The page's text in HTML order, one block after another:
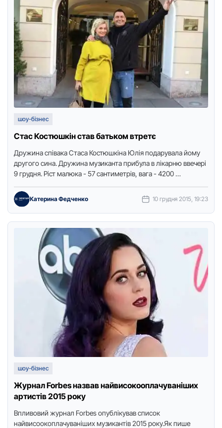
шоу-бізнес
Стас Костюшкін став батьком втретє
Дружина співака Стаса Костюшкіна Юлія подарувала йому
другого сина. Дружина музиканта прибула в лікарню ввечері
9 грудня. Ріст малюка - 57 сантиметрів, вага - 4200 …
Катерина Федченко 10 грудня 2015, 19:23
шоу-бізнес
Журнал Forbes назвав найвисокооплачуваніших
артистів 2015 року
Впливовий журнал Forbes опублікував список
найвисоокоплачуваніших музикантів 2015 року.Як пише